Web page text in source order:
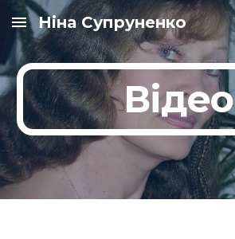
Skip to main content
Ніна Супруненко
Відео